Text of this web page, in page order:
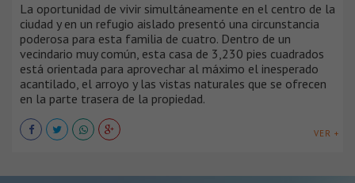
La oportunidad de vivir simultáneamente en el centro de la
ciudad y en un refugio aislado presentó una circunstancia
poderosa para esta familia de cuatro. Dentro de un
vecindario muy común, esta casa de 3,230 pies cuadrados
está orientada para aprovechar al máximo el inesperado
acantilado, el arroyo y las vistas naturales que se ofrecen
en la parte trasera de la propiedad.
VER +